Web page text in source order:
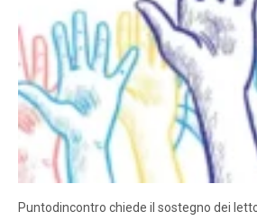
Puntodincontro chiede il sostegno dei